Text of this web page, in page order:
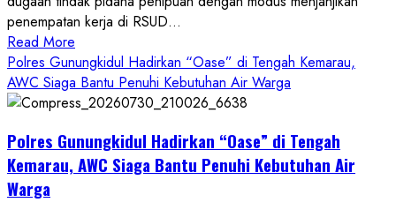
penempatan kerja di RSUD...
Read More
more
about
Dugaan
Masuk
Kerja
Polres Gunungkidul Hadirkan “Oase” di Tengah Kemarau,
AWC Siaga Bantu Penuhi Kebutuhan Air Warga
Polres Gunungkidul Hadirkan “Oase” di Tengah
Kemarau, AWC Siaga Bantu Penuhi Kebutuhan Air
Warga